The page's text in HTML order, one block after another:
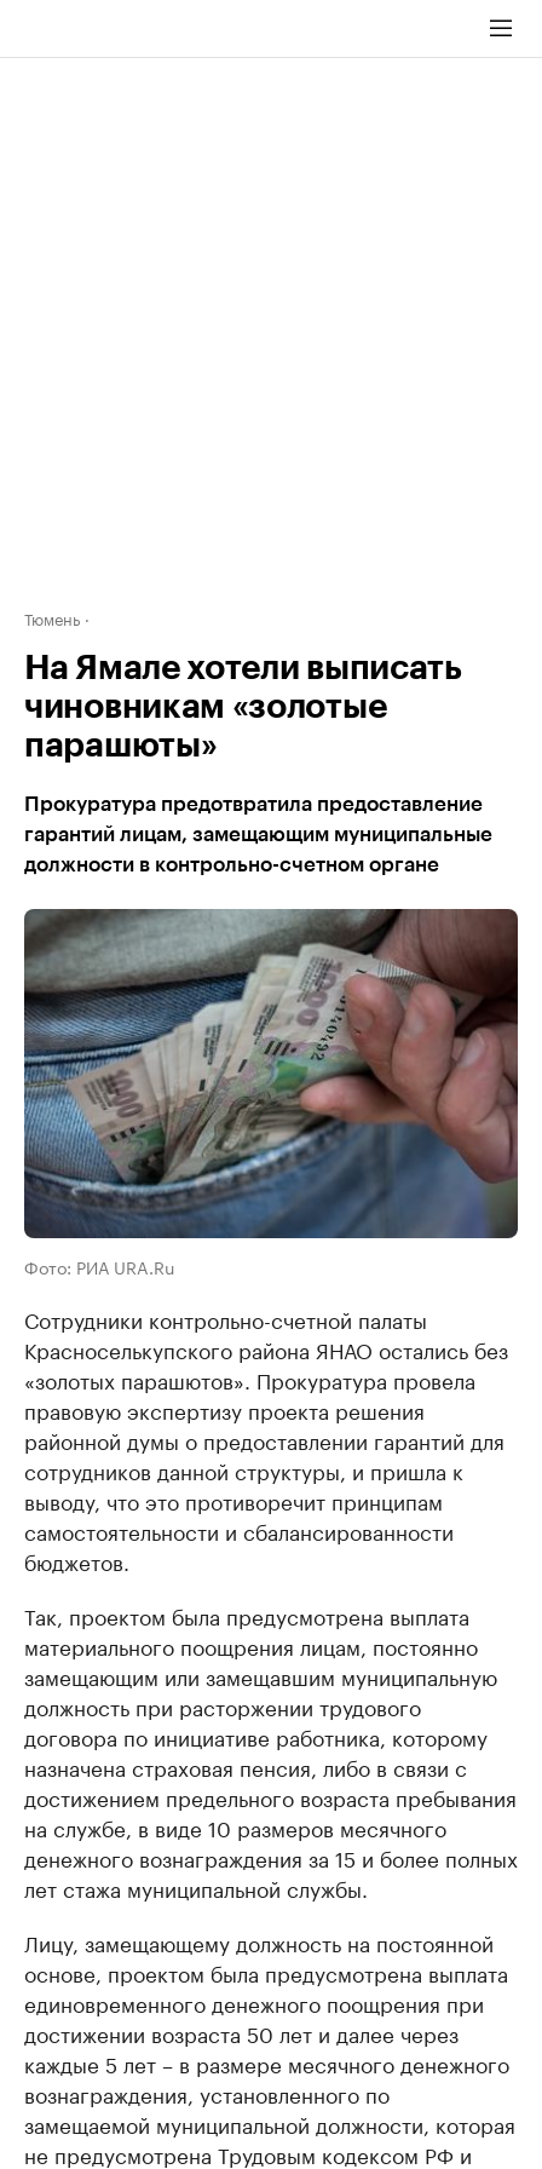
Тюмень
На Ямале хотели выписать
чиновникам «золотые
парашюты»
Прокуратура предотвратила предоставление
гарантий лицам, замещающим муниципальные
должности в контрольно-счетном органе
Фото: РИА URA.Ru
Сотрудники контрольно-счетной палаты
Красноселькупского района ЯНАО остались без
«золотых парашютов». Прокуратура провела
правовую экспертизу проекта решения
районной думы о предоставлении гарантий для
сотрудников данной структуры, и пришла к
выводу, что это противоречит принципам
самостоятельности и сбалансированности
бюджетов.
Так, проектом была предусмотрена выплата
материального поощрения лицам, постоянно
замещающим или замещавшим муниципальную
должность при расторжении трудового
договора по инициативе работника, которому
назначена страховая пенсия, либо в связи с
достижением предельного возраста пребывания
на службе, в виде 10 размеров месячного
денежного вознаграждения за 15 и более полных
лет стажа муниципальной службы.
Лицу, замещающему должность на постоянной
основе, проектом была предусмотрена выплата
единовременного денежного поощрения при
достижении возраста 50 лет и далее через
каждые 5 лет – в размере месячного денежного
вознаграждения, установленного по
замещаемой муниципальной должности, которая
не предусмотрена Трудовым кодексом РФ и